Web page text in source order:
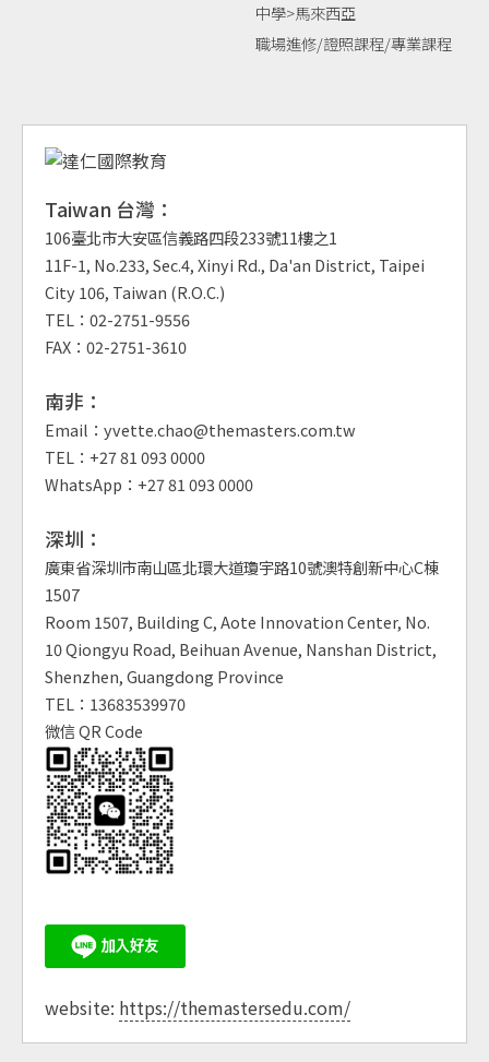
中學>馬來西亞
職場進修/證照課程/專業課程
Taiwan 台灣：
106臺北市大安區信義路四段233號11樓之1
11F-1, No.233, Sec.4, Xinyi Rd., Da'an District, Taipei
City 106, Taiwan (R.O.C.)
TEL：02-2751-9556
FAX：02-2751-3610
南非：
Email：yvette.chao@themasters.com.tw
TEL：+27 81 093 0000
WhatsApp：+27 81 093 0000
深圳：
廣東省深圳市南山區北環大道瓊宇路10號澳特創新中心C棟
1507
Room 1507, Building C, Aote Innovation Center, No.
10 Qiongyu Road, Beihuan Avenue, Nanshan District,
Shenzhen, Guangdong Province
TEL：13683539970
微信 QR Code
website: https://themastersedu.com/